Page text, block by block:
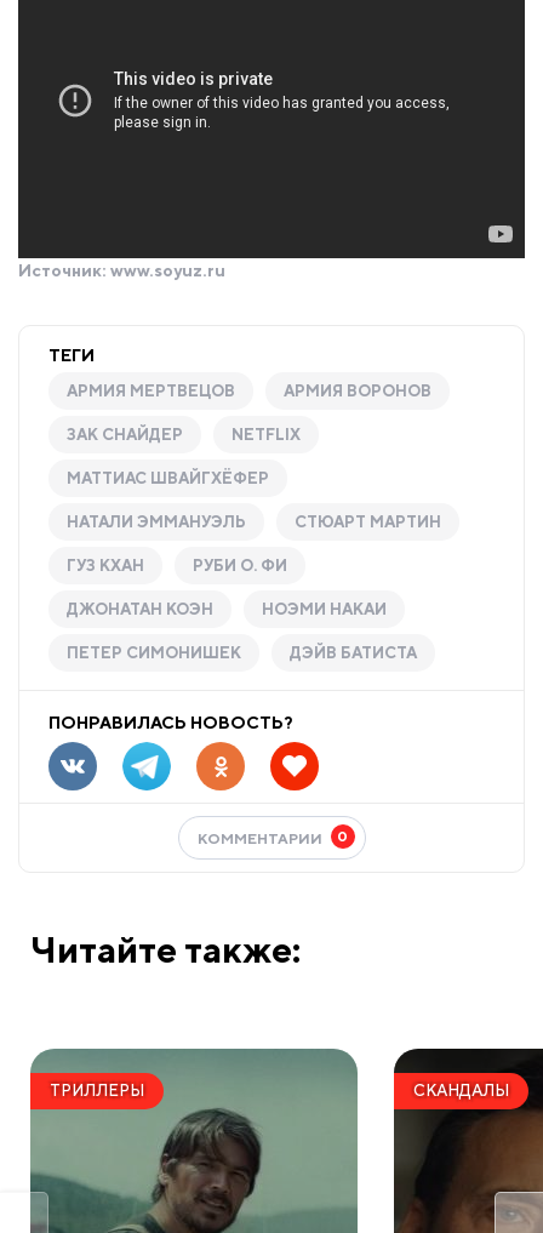
Источник: www.soyuz.ru
ТЕГИ
АРМИЯ МЕРТВЕЦОВ АРМИЯ ВОРОНОВ
ЗАК СНАЙДЕР NETFLIX
МАТТИАС ШВАЙГХЁФЕР
НАТАЛИ ЭММАНУЭЛЬ СТЮАРТ МАРТИН
ГУЗ КХАН РУБИ О. ФИ
ДЖОНАТАН КОЭН НОЭМИ НАКАИ
ПЕТЕР СИМОНИШЕК ДЭЙВ БАТИСТА
ПОНРАВИЛАСЬ НОВОСТЬ?
КОММЕНТАРИИ 0
Читайте также:
ТРИЛЛЕРЫ СКАНДАЛЫ